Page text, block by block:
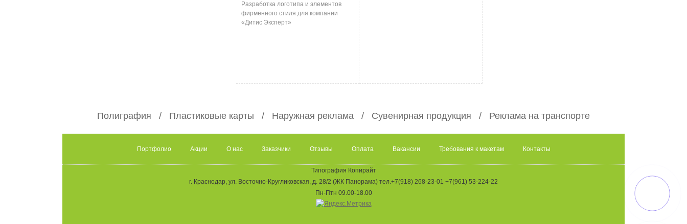
Разработка логотипа и элементов
фирменного стиля для компании
«Дитис Эксперт»
Полиграфия Пластиковые карты Наружная реклама Сувенирная продукция Реклама на транспорте
Портфолио Акции О нас Заказчики Отзывы Оплата Вакансии Требования к макетам Контакты
Типография Копирайт
г. Краснодар, ул. Восточно-Кругликовская, д. 28/2 (ЖК Панорама) тел.+7(918) 268-23-01 +7(961) 53-224-22
Пн-Птн 09.00-18.00